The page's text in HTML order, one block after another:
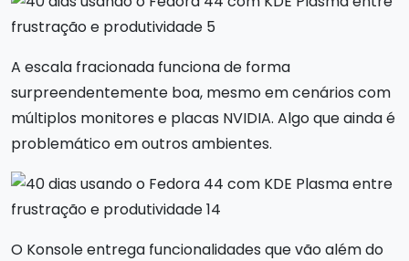
A escala fracionada funciona de forma
surpreendentemente boa, mesmo em cenários com
múltiplos monitores e placas NVIDIA. Algo que ainda é
problemático em outros ambientes.
O Konsole entrega funcionalidades que vão além do